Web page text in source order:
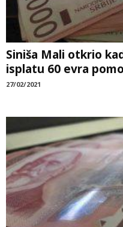
Siniša Mali otkrio
isplatu 60 evra
27/02/2021